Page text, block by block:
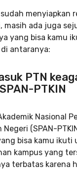
menyiapkan
ada juga
yang bisa kamu
antaranya:
PTN
PTKIN
Nasional
Negeri (SPAN-
bisa kamu ikuti
kampus yang
terbatas karena